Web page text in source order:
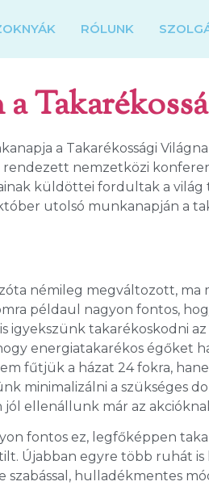
RÓLUNK
a Takarékossági
nemzetközi
küldöttei fordultak a világ
utolsó munkanapján a
némileg megváltozott, ma
példaul nagyon fontos,
igyekszünk takarékoskodni
energiatakarékos égőket
fűtjük a házat 24 fokra,
minimalizálni a szükséges
ellenállunk már az
fontos ez, legfőképpen
Újabban egyre több ruhát
szabással, hulladékmentes